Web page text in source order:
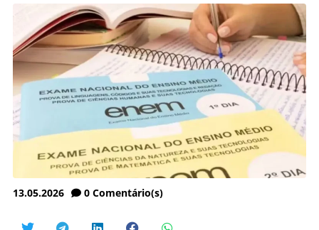
13.05.2026 0 Comentário(s)